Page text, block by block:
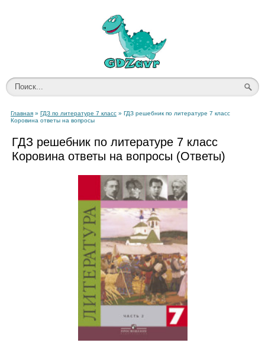
Главная » ГДЗ по литературе 7 класс » ГДЗ решебник по литературе 7 класс
Коровина ответы на вопросы
ГДЗ решебник по литературе 7 класс
Коровина ответы на вопросы (Ответы)